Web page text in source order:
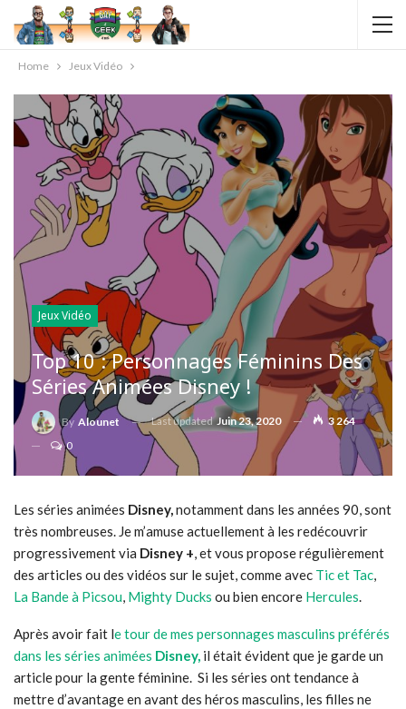
Home Jeux Vidéo
Jeux Vidéo
Top 10 : Personnages Féminins Des
Séries Animées Disney !
By Alounet Last updatedJuin 23, 2020
3 264
0
Les séries animées Disney,notamment dans les années 90, sont
très nombreuses. Je m’amuse actuellement à les redécouvrir
progressivement via Disney +, et vous propose régulièrement
des articles ou des vidéos sur le sujet, comme avec Tic et Tac,
La Bande à Picsou, Mighty Ducks ou bien encore Hercules.
Après avoir fait le tour de mes personnages masculins préférés
dans les séries animées Disney, il était évident que je garde un
article pour la gente féminine. Si les séries ont tendance à
mettre d’avantage en avant des héros masculins, les filles ne